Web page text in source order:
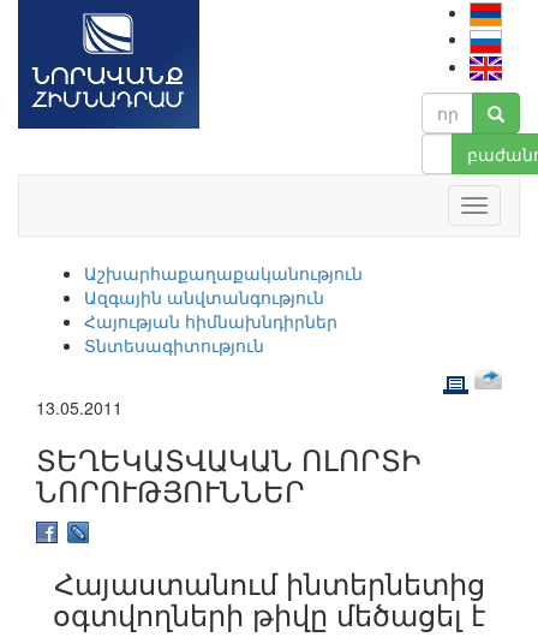
Աշխարհաքաղաքականություն
Ազգային անվտանգություն
Հայության հիմնախնդիրներ
Տնտեսագիտություն
13.05.2011
ՏԵՂԵԿԱՏՎԱԿԱՆ ՈԼՈՐՏԻ
ՆՈՐՈՒԹՅՈՒՆՆԵՐ
Հայաստանում ինտերնետից
օգտվողների թիվը մեծացել է